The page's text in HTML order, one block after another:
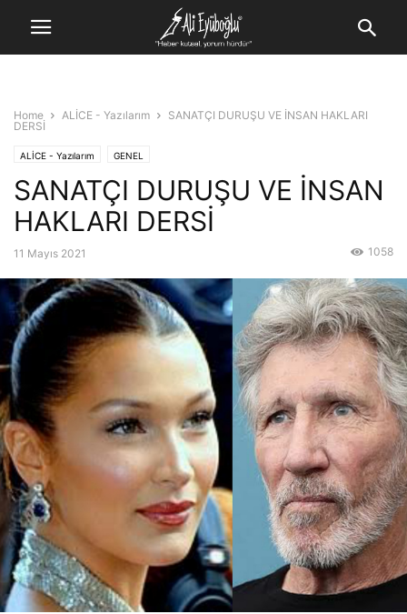
Home ALİCE - Yazılarım
SANATÇI DURUŞU VE İNSAN HAKLARI
DERSİ
ALİCE - Yazılarım GENEL
SANATÇI DURUŞU VE İNSAN
HAKLARI DERSİ
11 Mayıs 2021 1058